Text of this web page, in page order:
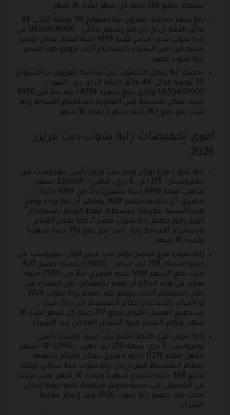
تمتعك بدفع 334 جنيه كل شهر لمدة 36 شهر.
بلغ سعر شاشة تلفزيون سامسونج 50 بوصة الذكي 4K
فائق الدقة ال اي دي مع رسيفر داخلي – UA50AU8000 في
راية شوب شبرا مصر فقط 9199 جنيه فقط، يمكن توفير
نسبة من ثمن الشراء باستخدام أجدد برومو كود خصم
راية شوب مصر.
بخصم 2% يمكن الحصول على شاشة تلفزيون سامسونج
55 بوصة الذكي 4K فائق الدقة ال اي دي ، اسود –
UA55AU7000 والذي يبلغ سعره 8799 جنيه بدلاً من 8950
جنيه، يمكن تقسيط ثمن الفاتورة باستخدام أقساط راية،
حيث يتم دفع 367 جنيه شهرياً لمدة 36 شهر.
أقوى تخفيضات راية شوب ديب فريزر
2026
راية شوب فرع لوران يوفر ديب فريزر رأسي ديفروست من
الكتروستار ، 215 لتر ، 6 درج ، فضي – ED260P بسعر
مذهل، فقط 6999 جنيه مصري بدلاً من 9999 جنيه
مصري، أي بنسبة خصم 30%، ويمكن أن يتم زيادة ورفع
هذه النسبة بطريقة مبسطة، فقط القيام باستخدام ”
أقوى رموز خصم راية شوب مصر “، كما يمكن القيام
باستخدام أقساط راية، حيث يتم دفع 292 جنيه شهرياً
ولمدة 36 شهر.
راية شوب فرع فيصل يوفر ديب فريزر افقي ديفروست من
دبليو الاسكا، 208 لتر، ابيض – CH200 بنسبة خصم 31%،
حيث يبلغ السعر 5199 جنيه مصري بدلاً من 7500 جنيه،
يمكن في هذه الحالة أن نقوم بتخفيض ثمن الشراء من
خلال استخدام أحدث برومو كود خصم راية شوب 2026 ،
أو القيام بأستخدام نظام التقسيط من راية، حيث
يستطيع العميل القيام بدفع 217 جنيه كل شهر لمدة 36
شهر، ويوفر المتجر ميزة الشحن المجاني عند الشراء.
راية شوب فرع طنطا تقدم ديب فريزر توشيبا رأسي
نوفروست، 5 درج، سعة 230 لتر، ذهبي – GF-22H-G بسعر
مذهل فقط 11216 جنيه مصري، يمكن القيام بدفعها
بنظام التقسيط المريح من راية شوب خط ساخن، وذلك
بدفع 468 جنيه مصري شهرياً ولمدة 36 شهر، ومن يرغب
في الحصول على نسبة خصم مرتفعة عليه فقط إدخال
أحدث كود خصم راية شوب 2026 قبل إتمام عملية
الشراء.